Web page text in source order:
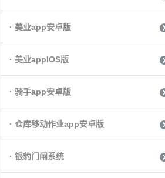
· 美业app安卓版
· 美业appIOS版
· 骑手app安卓版
· 仓库移动作业app安卓版
· 银豹门闸系统